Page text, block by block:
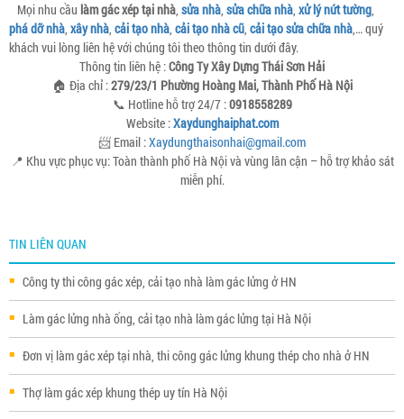
Mọi nhu cầu làm gác xép tại nhà, sửa nhà, sửa chữa nhà, xử lý nứt tường,
phá dỡ nhà, xây nhà, cải tạo nhà, cải tạo nhà cũ, cải tạo sửa chữa nhà,… quý
khách vui lòng liên hệ với chúng tôi theo thông tin dưới đây.
Thông tin liên hệ :Công Ty Xây Dựng Thái Sơn Hải
🏠 Địa chỉ :279/23/1 Phường Hoàng Mai, Thành Phố Hà Nội
📞 Hotline hỗ trợ 24/7 :0918558289
Website :Xaydunghaiphat.com
📨 Email :Xaydungthaisonhai@gmail.com
📍 Khu vực phục vụ: Toàn thành phố Hà Nội và vùng lân cận – hỗ trợ khảo sát
miễn phí.
TIN LIÊN QUAN
Công ty thi công gác xép, cải tạo nhà làm gác lửng ở HN
Làm gác lửng nhà ống, cải tạo nhà làm gác lửng tại Hà Nội
Đơn vị làm gác xép tại nhà, thi công gác lửng khung thép cho nhà ở HN
Thợ làm gác xép khung thép uy tín Hà Nội